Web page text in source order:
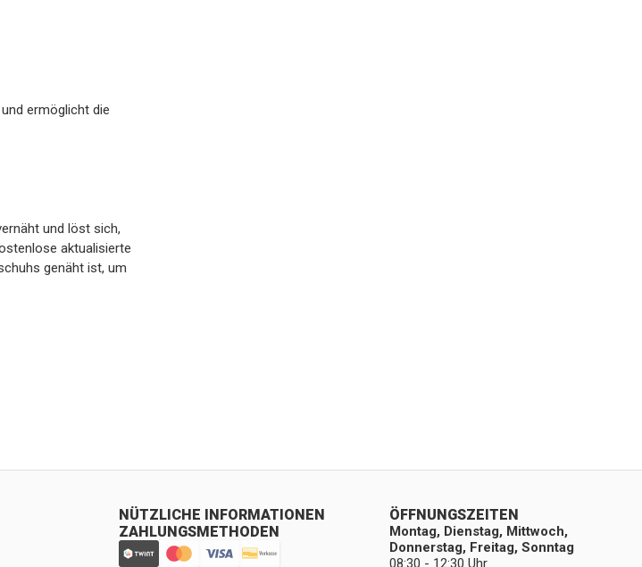
ermöglicht die
und löst sich,
aktualisierte
genäht ist, um
NÜTZLICHE INFORMATIONEN
ZAHLUNGSMETHODEN
ÖFFNUNGSZEITEN
Montag, Dienstag, Mittwoch,
Donnerstag, Freitag, Sonntag
08:30 - 12:30 Uhr